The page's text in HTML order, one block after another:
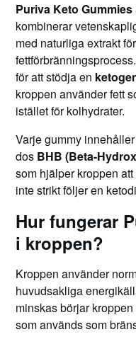
Puriva Keto Gummies
kombinerar
med naturliga extrakt
för att stödja en
kroppen använder fett
istället för kolhydrater.
Varje gummy
dos BHB (Beta-
som hjälper kroppen
inte strikt följer en
Hur fungerar
i kroppen?
Kroppen använder
huvudsakliga
minskas börjar
som används som